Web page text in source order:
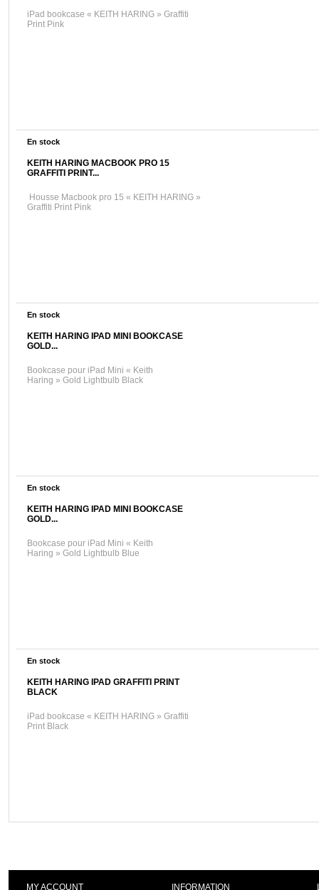
iPad bookcase « KEITH HARING » Graffiti
Print Pink
En stock
KEITH HARING MACBOOK PRO 15
GRAFFITI PRINT...
Housse Macbook pro 15 « KEITH HARING »
Graffiti Print Pink
En stock
KEITH HARING IPAD MINI BOOKCASE
GOLD...
Bookcase pour iPad Mini « Keith
Haring » Gold Lightbulb Black
En stock
KEITH HARING IPAD MINI BOOKCASE
GOLD...
Bookcase pour iPad Mini « Keith
Haring » Gold Lightbulb Blue
En stock
KEITH HARING IPAD GRAFFITI PRINT
BLACK
iPad bookcase « KEITH HARING » Graffiti
Print Black
MY ACCOUNT INFORMATION